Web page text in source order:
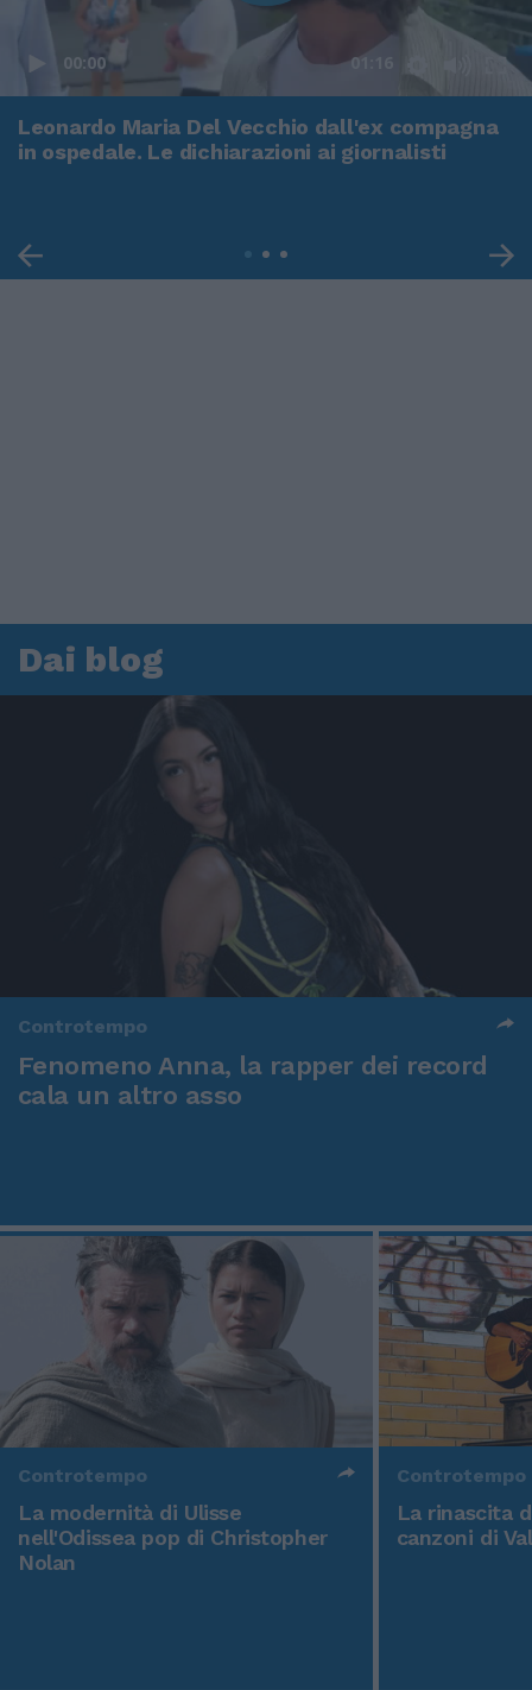
00:00 01:16
Leonardo Maria Del Vecchio dall'ex compagna
in ospedale. Le dichiarazioni ai giornalisti
Dai blog
Controtempo
Fenomeno Anna, la rapper dei record
cala un altro asso
Controtempo
La modernità di Ulisse
nell'Odissea pop di Christopher
Nolan
Controtempo
La rinascita
canzoni di